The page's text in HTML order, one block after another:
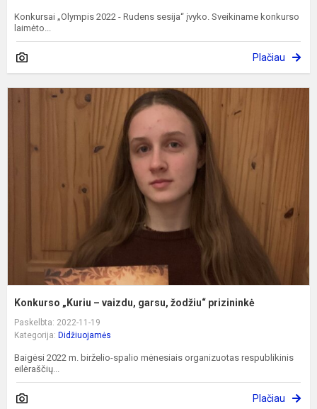
Konkursai „Olympis 2022 - Rudens sesija“ įvyko. Sveikiname konkurso
laimėto...
Plačiau
Konkurso „Kuriu – vaizdu, garsu, žodžiu“ prizininkė
Paskelbta: 2022-11-19
Kategorija: Didžiuojamės
Baigėsi 2022 m. birželio-spalio mėnesiais organizuotas respublikinis
eilėraščių...
Plačiau